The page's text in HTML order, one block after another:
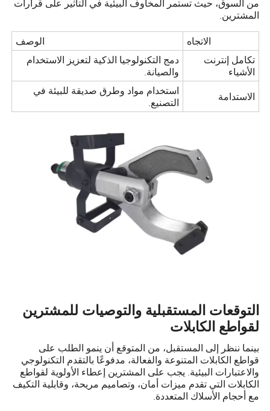
من السوق، حيث تستمر المخاوف البيئية في التأثير على قرارات
المشترين.
الاتجاه
الوصف
تكامل إنترنت
الأشياء
دمج التكنولوجيا الذكية لتعزيز الاستخدام
والصيانة.
الاستدامة
استخدام مواد وطرق صديقة للبيئة في
التصنيع.
التوقعات المستقبلية والتوصيات للمشترين
لقواطع الكابلات
بينما ننظر إلى المستقبل، من المتوقع أن ينمو الطلب على
قواطع الكابلات المتنوعة والفعالة، مدفوعًا بالتقدم التكنولوجي
والاعتبارات البيئية. يجب على المشترين إعطاء الأولوية لقواطع
الكابلات التي تقدم ميزات أمان، وتصاميم مريحة، وقابلية التكيف
مع أحجام الأسلاك المتعددة.